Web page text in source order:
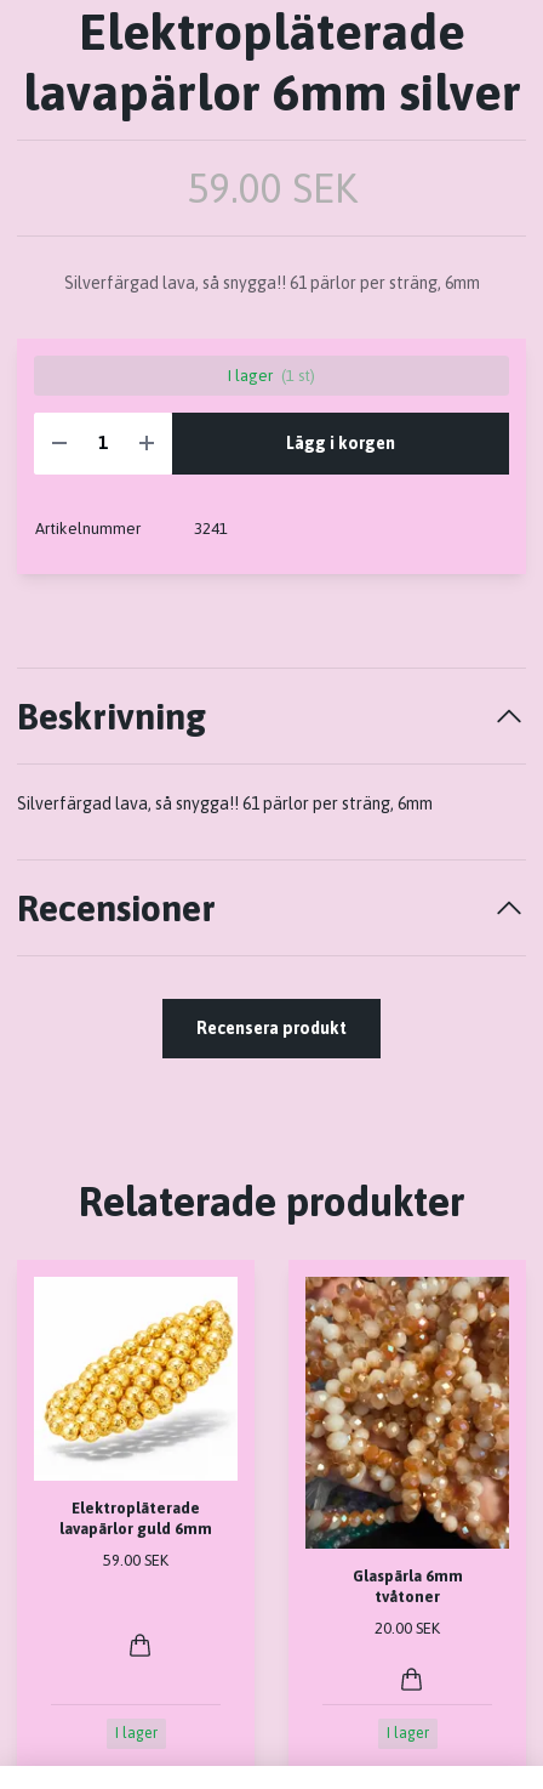
Elektropläterade
lavapärlor 6mm silver
59.00 SEK
Silverfärgad lava, så snygga!! 61 pärlor per sträng, 6mm
I lager (1 st)
Lägg i korgen
Artikelnummer 3241
Beskrivning
Silverfärgad lava, så snygga!! 61 pärlor per sträng, 6mm
Recensioner
Recensera produkt
Relaterade produkter
Elektropläterade
lavapärlor guld 6mm
59.00 SEK
I lager
Glaspärla 6mm
tvåtoner
20.00 SEK
I lager